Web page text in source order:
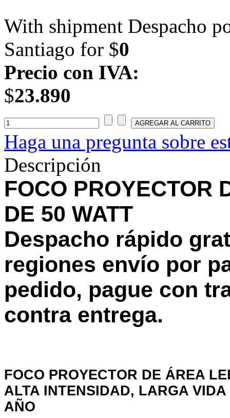
With shipment Despacho
Santiago for $0
Precio con IVA:
$23.890
Haga una pregunta sobre
Descripción
FOCO PROYECTOR
DE 50 WATT
Despacho rápido
regiones envío por
pedido, pague con
contra entrega.
FOCO PROYECTOR DE ÁREA
ALTA INTENSIDAD, LARGA
AÑO